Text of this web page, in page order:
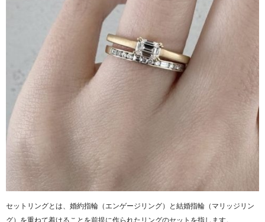
セットリングとは、婚約指輪（エンゲージリング）と結婚指輪（マリッジリン
グ）を重ねて着けることを前提に作られたリングのセットを指します。